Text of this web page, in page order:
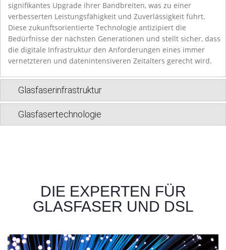
signifikantes Upgrade ihrer Bandbreiten, was zu einer
verbesserten Leistungsfähigkeit und Zuverlässigkeit führt.
Diese zukunftsorientierte Technologie antizipiert die
Bedürfnisse der nächsten Generationen und stellt sicher, dass
die digitale Infrastruktur den Anforderungen eines immer
vernetzteren und datenintensiveren Zeitalters gerecht wird.
Glasfaserinfrastruktur
Glasfasertechnologie
DIE EXPERTEN FÜR
GLASFASER UND DSL